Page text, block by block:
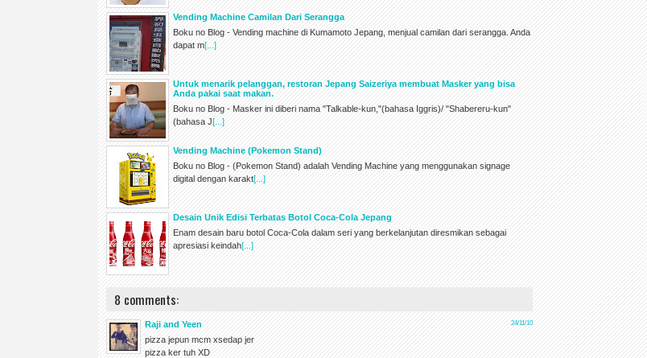
Vending Machine Camilan Dari Serangga
Boku no Blog - Vending machine di Kumamoto Jepang, menjual camilan dari serangga. Anda
dapat m[...]
Untuk menarik pelanggan, restoran Jepang Saizeriya membuat Masker yang bisa
Anda pakai saat makan.
Boku no Blog - Masker ini diberi nama "Talkable-kun,"(bahasa Iggris)/ "Shabereru-kun"
(bahasa J[...]
Vending Machine (Pokemon Stand)
Boku no Blog - (Pokemon Stand) adalah Vending Machine yang menggunakan signage
digital dengan karakt[...]
Desain Unik Edisi Terbatas Botol Coca-Cola Jepang
Enam desain baru botol Coca-Cola dalam seri yang berkelanjutan diresmikan sebagai
apresiasi keindah[...]
8 comments:
Raji and Yeen 24/11/10
pizza jepun mcm xsedap jer
pizza ker tuh XD